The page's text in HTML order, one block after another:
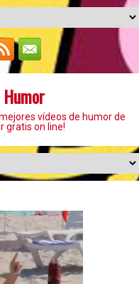
vídeos de humor de
gratis on line!